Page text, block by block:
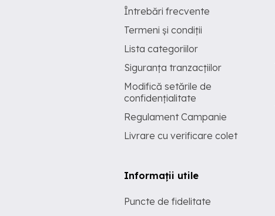
Întrebări frecvente
Termeni și condiții
Lista categoriilor
Siguranța tranzacțiilor
Modifică setările de
confidențialitate
Regulament Campanie
Livrare cu verificare colet
Informații utile
Puncte de fidelitate